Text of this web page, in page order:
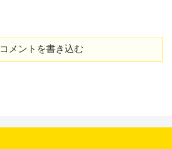
コメントを書き込む